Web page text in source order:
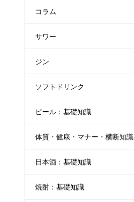
コラム
サワー
ジン
ソフトドリンク
ビール：基礎知識
体質・健康・マナー・横断知識
日本酒：基礎知識
焼酎：基礎知識